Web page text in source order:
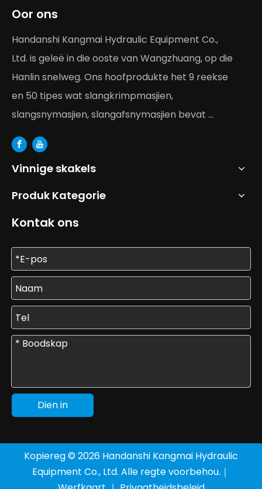
Oor ons
Handanshi Kangmai Hydraulic Equipment Co.,
Ltd. is geleë in die ooste van Wangzhuang, op die
Hanlin snelweg. Ons hoofprodukte het 9 reekse
en 50 tipes wat slangkrimpmasjien,
slangsnymasjien, slangafsnymasjien bevat ...
Vinnige skakels
Produk Kategorie
Kontak ons
Dien in
Kopiereg © 2026 Handanshi Kangmai Hydraulic
Equipment Co., Ltd. Alle regte voorbehou.｜